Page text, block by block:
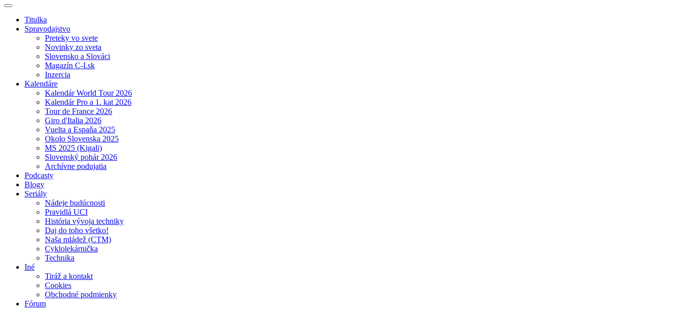
Titulka
Spravodajstvo
Preteky vo svete
Novinky zo sveta
Slovensko a Slováci
Magazín C-I.sk
Inzercia
Kalendáre
Kalendár World Tour 2026
Kalendár Pro a 1. kat 2026
Tour de France 2026
Giro d'Italia 2026
Vuelta a Espaňa 2025
Okolo Slovenska 2025
MS 2025 (Kigali)
Slovenský pohár 2026
Archívne podujatia
Podcasty
Blogy
Seriály
Nádeje budúcnosti
Pravidlá UCI
História vývoja techniky
Daj do toho všetko!
Naša mládež (CTM)
Cyklolekárnička
Technika
Iné
Tiráž a kontakt
Cookies
Obchodné podmienky
Fórum